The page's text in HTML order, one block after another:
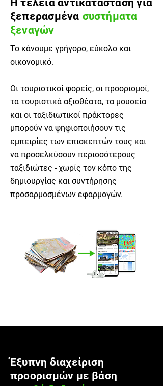
Η τέλεια αντικατάσταση για
ξεπερασμένα συστήματα
ξεναγών
Το κάνουμε γρήγορο, εύκολο και
οικονομικό.
Οι τουριστικοί φορείς, οι προορισμοί,
τα τουριστικά αξιοθέατα, τα μουσεία
και οι ταξιδιωτικοί πράκτορες
μπορούν να ψηφιοποιήσουν τις
εμπειρίες των επισκεπτών τους και
να προσελκύσουν περισσότερους
ταξιδιώτες - χωρίς τον κόπο της
δημιουργίας και συντήρησης
προσαρμοσμένων εφαρμογών.
Έξυπνη διαχείριση
προορισμών με βάση